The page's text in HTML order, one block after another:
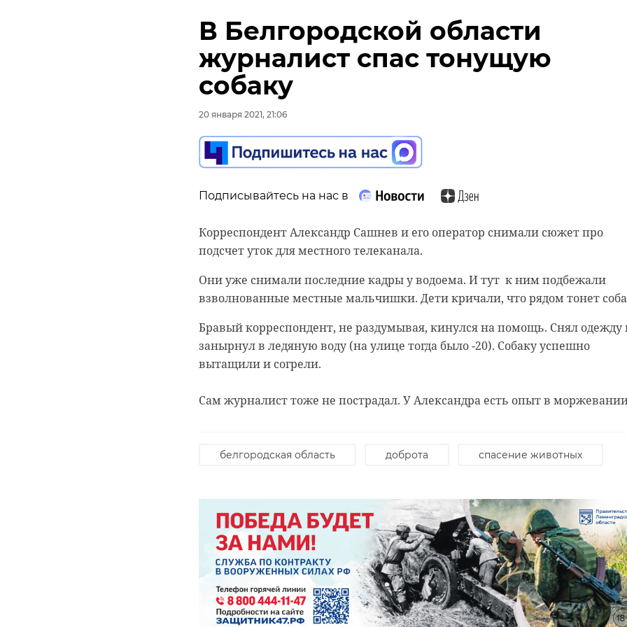
В Белгородской области
журналист спас тонущую
собаку
20 января 2021, 21:06
Подписывайтесь на нас в
Корреспондент Александр Сашнев и его оператор снимали сюжет про
подсчет уток для местного телеканала.
Они уже снимали последние кадры у водоема. И тут к ним подбежали
взволнованные местные мальчишки. Дети кричали, что рядом тонет
Бравый корреспондент, не раздумывая, кинулся на помощь. Снял одежду
занырнул в ледяную воду (на улице тогда было -20). Собаку успешно
вытащили и согрели.
Сам журналист тоже не пострадал. У Александра есть опыт в
белгородская область доброта спасение животных